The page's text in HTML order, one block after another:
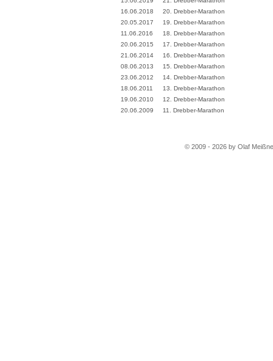
16.06.2018
20. Drebber-Marathon
20.05.2017
19. Drebber-Marathon
11.06.2016
18. Drebber-Marathon
20.06.2015
17. Drebber-Marathon
21.06.2014
16. Drebber-Marathon
08.06.2013
15. Drebber-Marathon
23.06.2012
14. Drebber-Marathon
18.06.2011
13. Drebber-Marathon
19.06.2010
12. Drebber-Marathon
20.06.2009
11. Drebber-Marathon
© 2009 - 2026 by Olaf